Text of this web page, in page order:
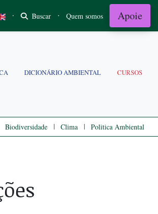
· Buscar · Quem somos Apoie
DICIONÁRIO AMBIENTAL CURSOS
Biodiversidade | Clima | Politica Ambiental